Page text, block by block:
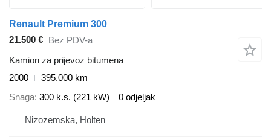
Renault Premium 300
21.500 € Bez PDV-a
Kamion za prijevoz bitumena
2000
395.000 km
Snaga 300 k.s. (221 kW) 0 odjeljak
Nizozemska, Holten